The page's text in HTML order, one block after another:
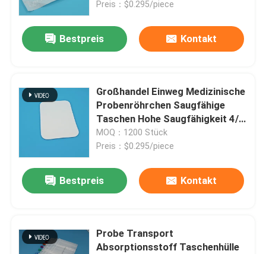
und den Transport von
Preis：$0.295/piece
Bestpreis Kontakt
Großhandel Einweg Medizinische
Probenröhrchen Saugfähige
Taschen Hohe Saugfähigkeit 4/7
geschlitzt AI650 Biohazard
Beutel für Laborzwecke
MOQ：1200 Stück
Preis：$0.295/piece
Bestpreis Kontakt
Probe Transport
Absorptionsstoff Taschenhülle